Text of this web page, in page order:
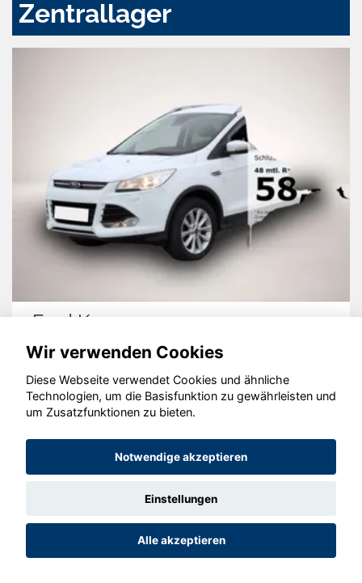
Zentrallager
Ford Kuga
© konjunkturmotor.de GmbH 2020 - 2026
Wir verwenden Cookies
Diese Webseite verwendet Cookies und ähnliche
Technologien, um die Basisfunktion zu gewährleisten und
um Zusatzfunktionen zu bieten.
Notwendige akzeptieren
Einstellungen
Alle akzeptieren